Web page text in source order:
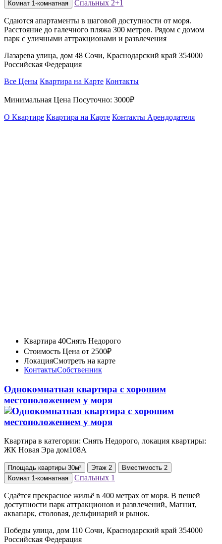
Комнат 1-комнатная Спальных 2+1
Сдаются апартаменты в шаговой доступности от моря.
Расстояние до галечного пляжа 300 метров. Рядом с домом
парк с уличными аттракционами и развлечения
Лазарева улица, дом 48 Сочи, Краснодарский край 354000
Российская Федерация
Все Цены Квартира на Карте Контакты
Минимальная Цена Посуточно: 3000₽
О Квартире Квартира на Карте Контакты Арендодателя
Квартира 40Снять Недорого
Стоимость Цена от 2500₽
ЛокацияСмотреть на карте
КонтактыСобственник
Однокомнатная квартира с хорошим
местоположением у моря
Квартира в категории: Снять Недорого, локация квартиры:
ЖК Новая Эра дом108А
Площадь квартиры 30м² Этаж 2 Вместимость 2
Комнат 1-комнатная Спальных 1
Сдаётся прекрасное жильё в 400 метрах от моря. В пешей
доступности парк аттракционов и развлечений, Магнит,
аквапарк, столовая, дельфинарий и рынок.
Победы улица, дом 110 Сочи, Краснодарский край 354000
Российская Федерация